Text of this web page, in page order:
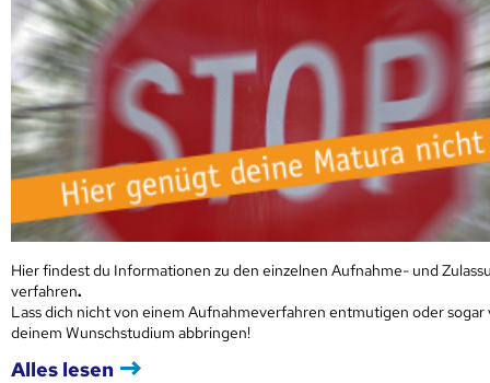
Hier findest du Informationen zu den einzelnen Aufnahme- und
verfahren.
Lass dich nicht von einem Aufnahmeverfahren entmutigen oder sogar
deinem Wunschstudium abbringen!
Alles lesen